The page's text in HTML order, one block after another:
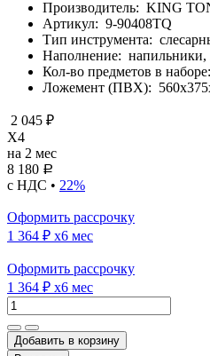
Производитель: KING
Артикул: 9-90408TQ
Тип инструмента:
Наполнение:
Кол-во предметов в наборе:
Ложемент (ПВХ):
2 045 ₽
X4
на 2 мес
8 180 Р
с НДС • 22%
Оформить рассрочку
1 364 ₽ x6 мес
Оформить рассрочку
1 364 ₽ x6 мес
Добавить в корзину